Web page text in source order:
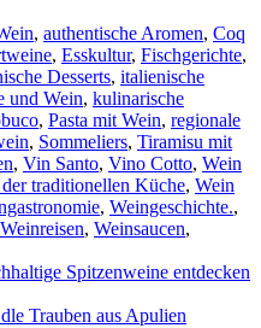
, authentische Aromen, Coq
, Esskultur, Fischgerichte,
Desserts, italienische
und Wein, kulinarische
, Pasta mit Wein, regionale
, Sommeliers, Tiramisu mit
, Vin Santo, Vino Cotto, Wein
traditionellen Küche, Wein
, Weingeschichte.,
Weinreisen, Weinsaucen,
Spitzenweine entdecken
Trauben aus Apulien